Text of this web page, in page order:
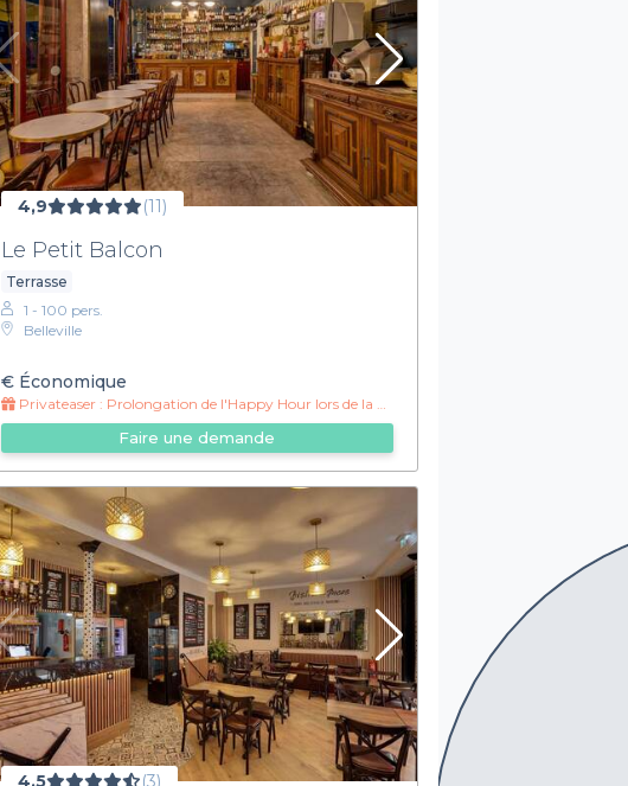
4,9 (11)
Le Petit Balcon
Terrasse
1 - 100 pers.
Belleville
€Économique
Privateaser : Prolongation de l'Happy Hour lors de la privatisation du rez-de-chaussée !
Faire une demande
4,5 (3)